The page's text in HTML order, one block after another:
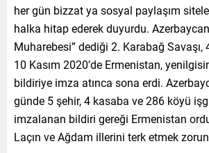
her gün bizzat ya sosyal paylaşım
halka hitap ederek duyurdu.
Muharebesi” dediği 2. Karabağ Savaşı,
10 Kasım 2020’de Ermenistan,
bildiriye imza atınca sona erdi.
günde 5 şehir, 4 kasaba ve 286 köyü
imzalanan bildiri gereği Ermenistan
Laçın ve Ağdam illerini terk etmek